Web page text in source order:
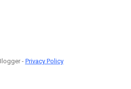
-Privacy Policy